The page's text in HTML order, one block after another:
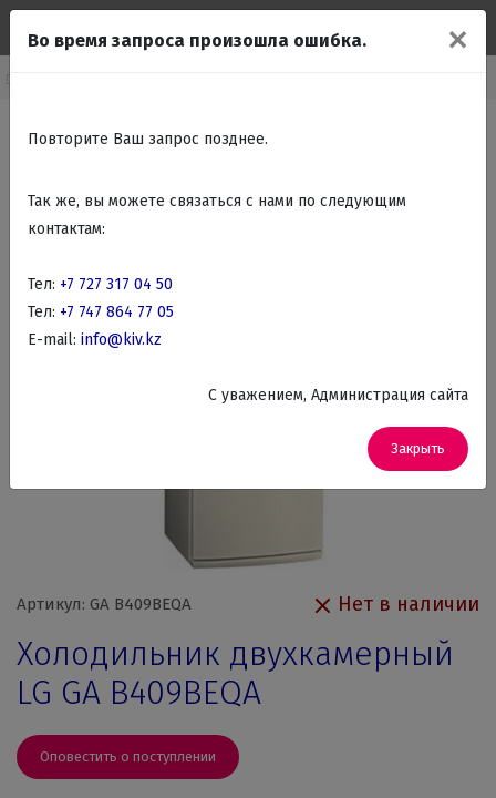
бытовая техника
Артикул: GA B409BEQA Нет в наличии
Холодильник двухкамерный
LG GA B409BEQA
Оповестить о поступлении
✕
Во время запроса произошла ошибка.
Повторите Ваш запрос позднее.
Так же, вы можете связаться с нами по следующим
контактам:
Тел: +7 727 317 04 50
Тел: +7 747 864 77 05
E-mail: info@kiv.kz
C уважением, Администрация сайта
Закрыть